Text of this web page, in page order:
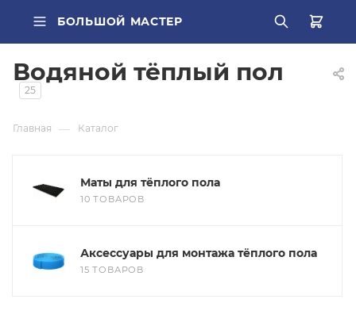
БОЛЬШОЙ МАСТЕР
О КОМПАНИИ
Водяной тёплый пол
25
Главная — Каталог
Маты для тёплого пола
10 ТОВАРОВ
Аксессуары для монтажа тёплого пола
15 ТОВАРОВ
ВСЕ КАТЕГОРИИ
ПОПУЛЯРНОЕ
Кондиционер Ballu